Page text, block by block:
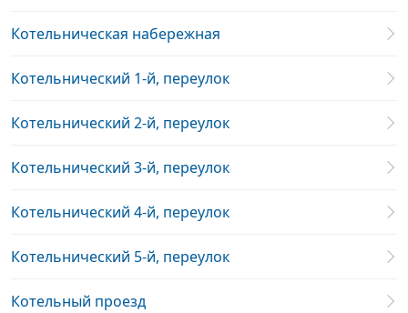
Котельническая набережная
Котельнический 1-й, переулок
Котельнический 2-й, переулок
Котельнический 3-й, переулок
Котельнический 4-й, переулок
Котельнический 5-й, переулок
Котельный проезд